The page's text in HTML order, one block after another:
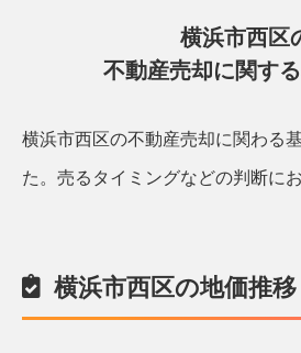
横浜市西区
不動産売却に関す
横浜市西区の不動産売却に関わる
た。 売るタイミングなどの判断に
横浜市西区の地価推移